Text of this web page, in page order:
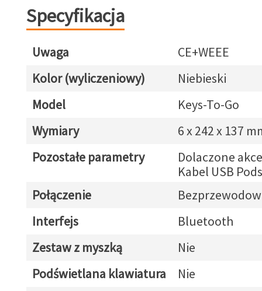
Specyfikacja
Uwaga
CE+WEEE
Kolor (wyliczeniowy)
Niebieski
Model
Keys-To-Go
Wymiary
6 x 242 x 137
Pozostałe parametry
Dolaczone
Kabel USB
Połączenie
Interfejs
Bluetooth
Zestaw z myszką
Nie
Podświetlana klawiatura
Nie